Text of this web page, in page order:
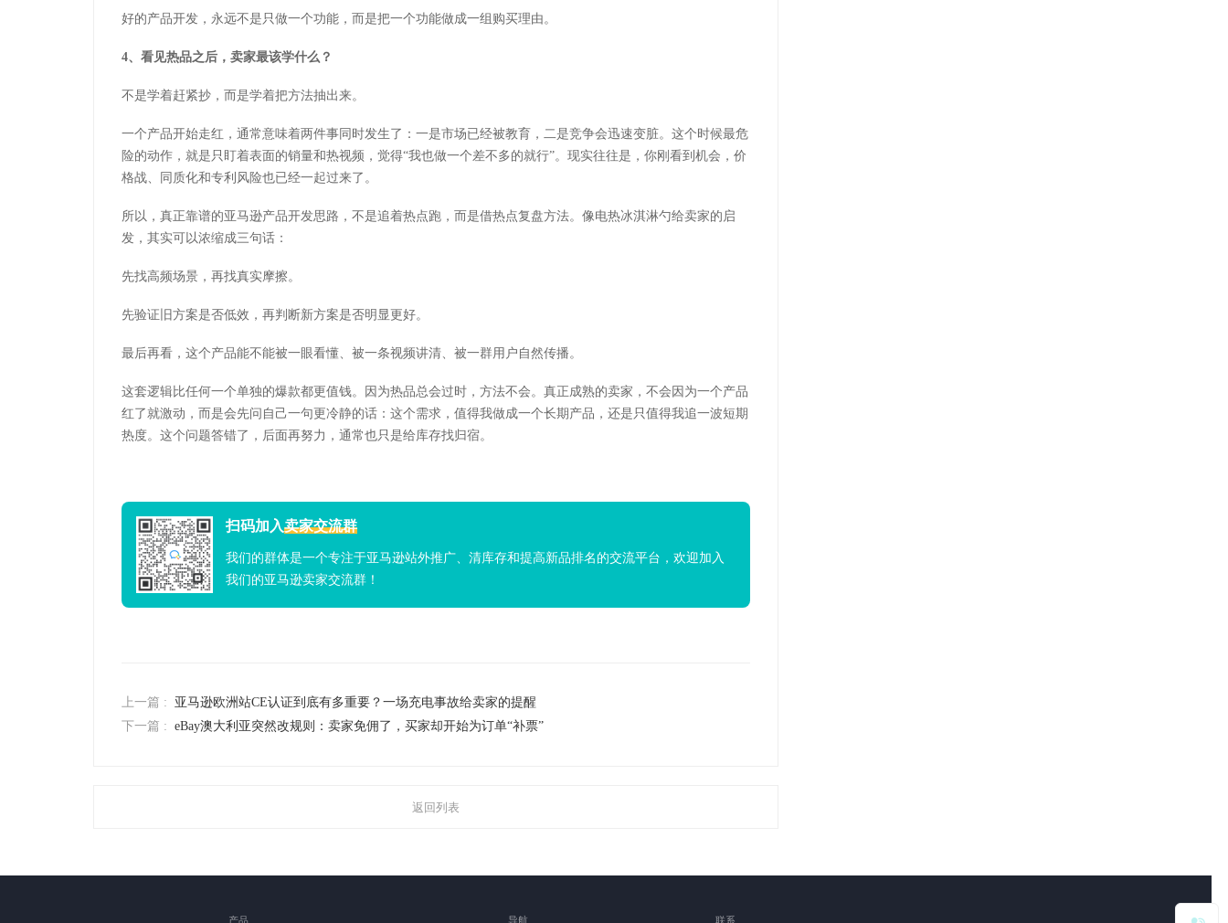
好的产品开发，永远不是只做一个功能，而是把一个功能做成一组购买理由。
4、 看见热品之后，卖家最该学什么？
不是学着赶紧抄，而是学着把方法抽出来。
一个产品开始走红，通常意味着两件事同时发生了：一是市场已经被教育，二是竞争会迅速变脏。这个时候最危
险的动作，就是只盯着表面的销量和热视频，觉得“我也做一个差不多的就行”。现实往往是，你刚看到机会，价
格战、同质化和专利风险也已经一起过来了。
所以，真正靠谱的亚马逊产品开发思路，不是追着热点跑，而是借热点复盘方法。像电热冰淇淋勺给卖家的启
发，其实可以浓缩成三句话：
先找高频场景，再找真实摩擦。
先验证旧方案是否低效，再判断新方案是否明显更好。
最后再看，这个产品能不能被一眼看懂、被一条视频讲清、被一群用户自然传播。
这套逻辑比任何一个单独的爆款都更值钱。因为热品总会过时，方法不会。真正成熟的卖家，不会因为一个产品
红了就激动，而是会先问自己一句更冷静的话：这个需求，值得我做成一个长期产品，还是只值得我追一波短期
热度。这个问题答错了，后面再努力，通常也只是给库存找归宿。
扫码加入卖家交流群
我们的群体是一个专注于亚马逊站外推广、清库存和提高新品排名的交流平台，欢迎加入
我们的亚马逊卖家交流群！
上一篇 :
亚马逊欧洲站CE认证到底有多重要？一场充电事故给卖家的提醒
下一篇 : eBay澳大利亚突然改规则：卖家免佣了，买家却开始为订单“补票”
返回列表
产品 导航 联系